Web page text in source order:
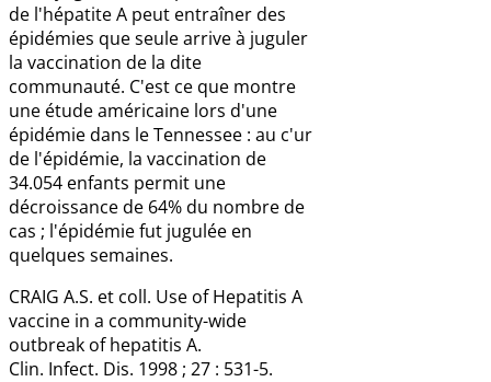
de l'hépatite A peut entraîner des
épidémies que seule arrive à juguler
la vaccination de la dite
communauté. C'est ce que montre
une étude américaine lors d'une
épidémie dans le Tennessee : au c'ur
de l'épidémie, la vaccination de
34.054 enfants permit une
décroissance de 64% du nombre de
cas ; l'épidémie fut jugulée en
quelques semaines.
CRAIG A.S. et coll. Use of Hepatitis A
vaccine in a community-wide
outbreak of hepatitis A.
Clin. Infect. Dis. 1998 ; 27 : 531-5.